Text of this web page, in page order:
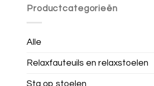
Productcategorieën
Alle
Relaxfauteuils en relaxstoelen
Sta op stoelen